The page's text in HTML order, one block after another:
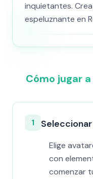
inquietantes.
espeluznante en
Cómo jugar
1
Elige
con
comenzar